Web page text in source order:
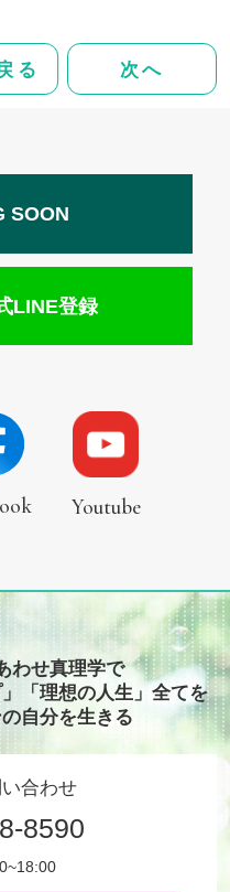
る 次へ
SOON
LINE登録
Youtube
わせ真理学で
「理想の人生」全てを
自分を生きる
合わせ
8590